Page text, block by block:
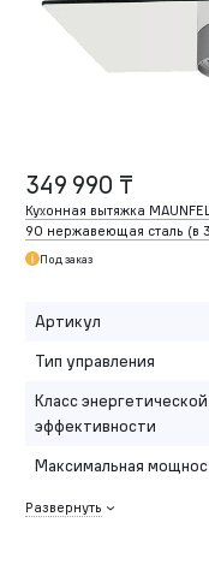
349 990 ₸
Кухонная вытяжка
90 нержавеющая сталь (в
Под заказ
Артикул
Тип управления
Класс энергетической
эффективности
Максимальная
Развернуть